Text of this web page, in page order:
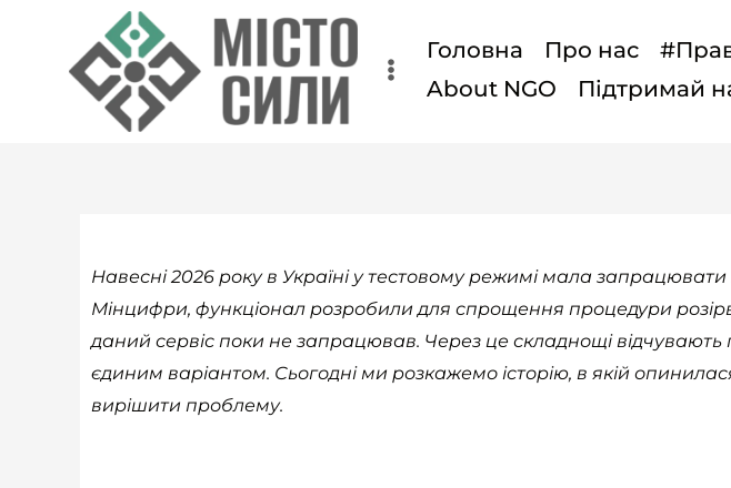
Головна Про нас
About NGO
Підтримай
Навесні 2026 року в Україні у тестовому режимі мала
Мінцифри, функціонал розробили для спрощення процедури
даний сервіс поки не запрацював. Через це складнощі
єдиним варіантом. Сьогодні ми розкажемо історію, в якій
вирішити проблему.